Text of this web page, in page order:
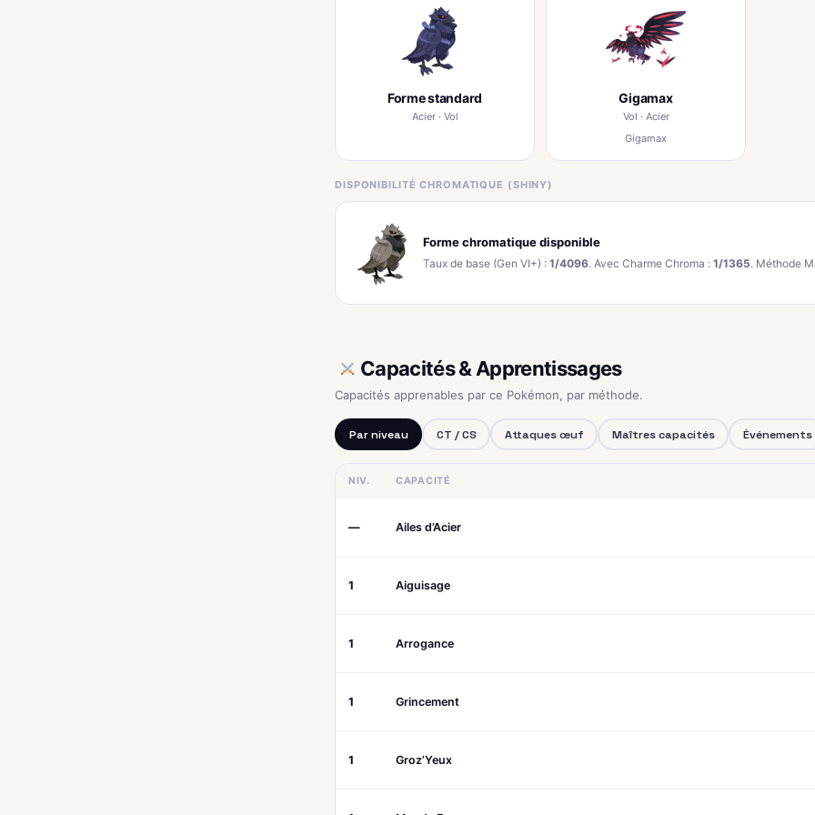
Forme standard
Acier · Vol
Gigamax
Vol · Acier
Gigamax
DISPONIBILITÉ CHROMATIQUE (SHINY)
Forme chromatique disponible
Taux de base (Gen VI+) : 1/4096. Avec Charme Chroma : 1/1365. Méthode
Capacités & Apprentissages
Capacités apprenables par ce Pokémon, par méthode.
Par niveau CT / CS Attaques œuf Maîtres capacités Événements
NIV. CAPACITÉ
— Ailes d’Acier
1 Aiguisage
1 Arrogance
1 Grincement
1 Groz’Yeux